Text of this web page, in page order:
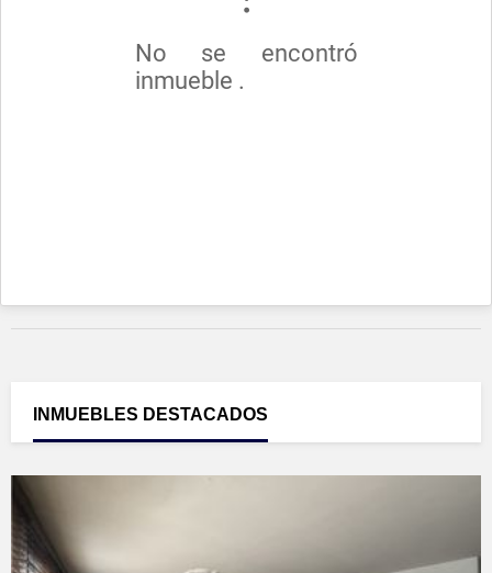
No se encontró
inmueble .
INMUEBLES DESTACADOS